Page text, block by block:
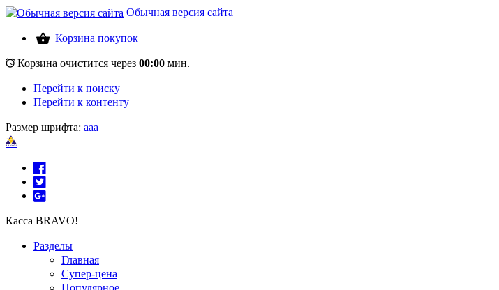
Обычная версия сайта
Корзина покупок
Корзина очистится через 00:00 мин.
Перейти к поиску
Перейти к контенту
Размер шрифта: aaa
Касса BRAVO!
Разделы
Главная
Супер-цена